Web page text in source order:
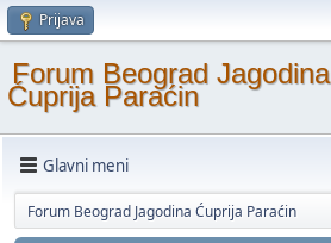
Prijava
Forum Beograd Jagodina
Ćuprija Paraćin
Glavni meni
Forum Beograd Jagodina Ćuprija Paraćin